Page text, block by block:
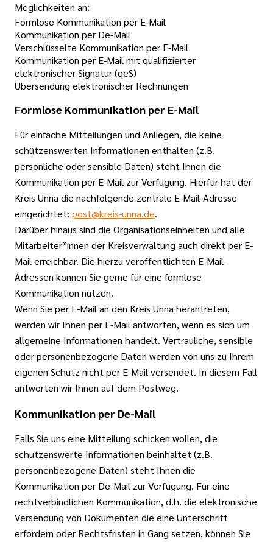
Möglichkeiten an:
Formlose Kommunikation per E-Mail
Kommunikation per De-Mail
Verschlüsselte Kommunikation per E-Mail
Kommunikation per E-Mail mit qualifizierter
elektronischer Signatur (qeS)
Übersendung elektronischer Rechnungen
Formlose Kommunikation per E-Mail
Für einfache Mitteilungen und Anliegen, die keine
schützenswerten Informationen enthalten (z.B.
persönliche oder sensible Daten) steht Ihnen die
Kommunikation per E-Mail zur Verfügung. Hierfür hat der
Kreis Unna die nachfolgende zentrale E-Mail-Adresse
eingerichtet: post@kreis-unna.de.
Darüber hinaus sind die Organisationseinheiten und alle
Mitarbeiter*innen der Kreisverwaltung auch direkt per E-
Mail erreichbar. Die hierzu veröffentlichten E-Mail-
Adressen können Sie gerne für eine formlose
Kommunikation nutzen.
Wenn Sie per E-Mail an den Kreis Unna herantreten,
werden wir Ihnen per E-Mail antworten, wenn es sich um
allgemeine Informationen handelt. Vertrauliche, sensible
oder personenbezogene Daten werden von uns zu Ihrem
eigenen Schutz nicht per E-Mail versendet. In diesem Fall
antworten wir Ihnen auf dem Postweg.
Kommunikation per De-Mail
Falls Sie uns eine Mitteilung schicken wollen, die
schützenswerte Informationen beinhaltet (z.B.
personenbezogene Daten) steht Ihnen die
Kommunikation per De-Mail zur Verfügung. Für eine
rechtverbindlichen Kommunikation, d.h. die elektronische
Versendung von Dokumenten die eine Unterschrift
erfordern oder Rechtsfristen in Gang setzen, können Sie